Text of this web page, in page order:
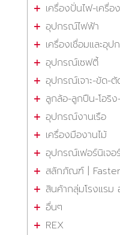
เครื่องปั่นไฟ-เครื่
อุปกรณ์ไฟฟ้า
เครื่องเชื่อมและอุ
อุปกรณ์เซฟตี้
อุปกรณ์เจาะ-ขัด-ตั
ลูกล้อ-ลูกปืน-โอริ
อุปกรณ์งานเรือ
เครื่องมืองานไม้
อุปกรณ์เฟอร์นิเจอ
สลักภัณฑ์ |
สินค้ากลุ่มโรงแรม
อื่นๆ
REX